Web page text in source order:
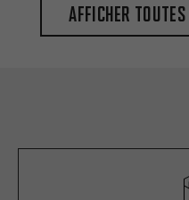
Afficher toutes